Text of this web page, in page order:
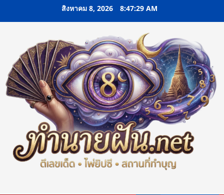
สิงหาคม 8, 2026 8:47:30 AM